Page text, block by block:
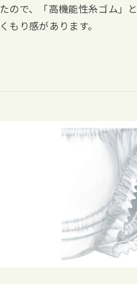
たので、「高機能性糸ゴム」
くもり感があります。